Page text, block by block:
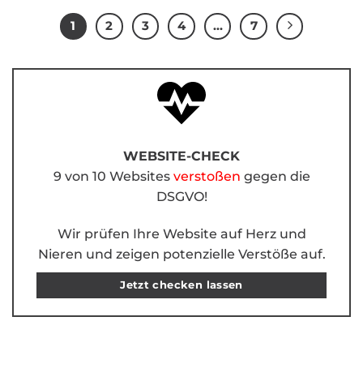
1 2 3 4 … 7
WEBSITE-CHECK
9 von 10 Websites verstoßen gegen die
DSGVO!
Wir prüfen Ihre Website auf Herz und
Nieren und zeigen potenzielle Verstöße auf.
Jetzt checken lassen